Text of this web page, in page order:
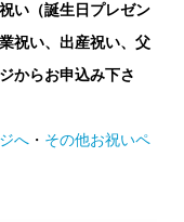
い（誕生日プレゼン
祝い、出産祝い、父
からお申込み下さ
へ・ その他お祝いペ